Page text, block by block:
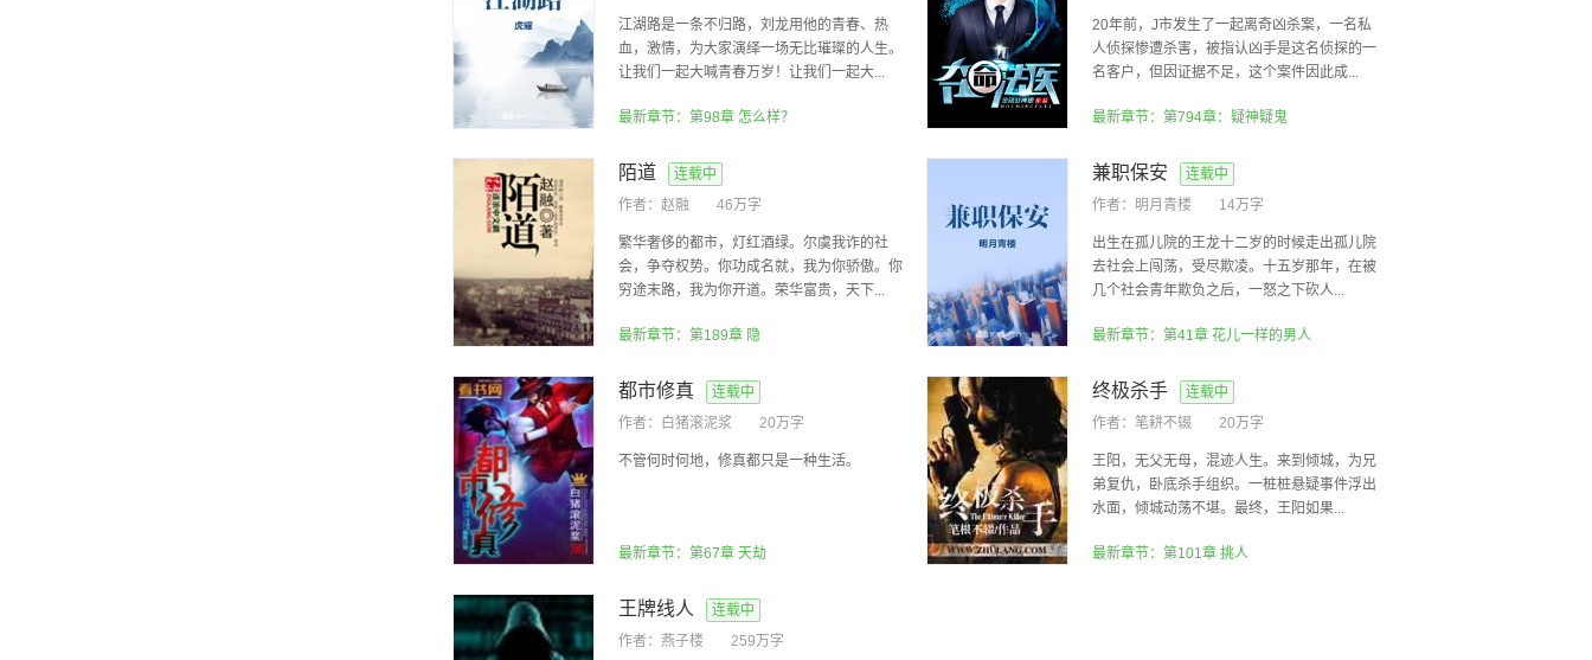
江湖路是一条不归路，刘龙用他的青春、热
血，激情，为大家演绎一场无比璀璨的人生。
让我们一起大喊青春万岁！让我们一起大...
最新章节：第98章 怎么样？
20年前，J市发生了一起离奇凶杀案，一名私
人侦探惨遭杀害，被指认凶手是这名侦探的一
名客户，但因证据不足，这个案件因此成...
最新章节：第794章：疑神疑鬼
陌道
连载中
作者： 赵融 46万字
繁华奢侈的都市，灯红酒绿。尔虞我诈的社
会，争夺权势。你功成名就，我为你骄傲。你
穷途末路，我为你开道。荣华富贵，天下...
最新章节：第189章 隐
兼职保安
连载中
作者： 明月青楼 14万字
出生在孤儿院的王龙十二岁的时候走出孤儿院
去社会上闯荡，受尽欺凌。十五岁那年，在被
几个社会青年欺负之后，一怒之下砍人...
最新章节：第41章 花儿一样的男人
都市修真
连载中
作者：
白猪滚泥浆 20万字
不管何时何地，修真都只是一种生活。
最新章节：第67章 天劫
终极杀手
连载中
作者： 笔耕不辍 20万字
王阳，无父无母，混迹人生。来到倾城，为兄
弟复仇，卧底杀手组织。一桩桩悬疑事件浮出
水面，倾城动荡不堪。最终，王阳如果...
最新章节：第101章 挑人
王牌线人
连载中
作者： 燕子楼 259万字